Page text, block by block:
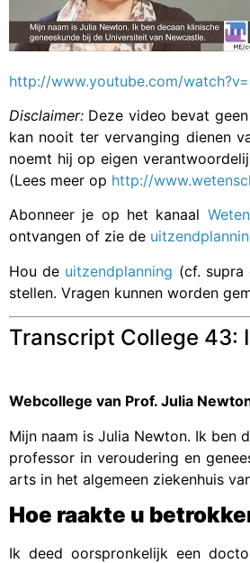
http://www.youtube.com/
Disclaimer: Deze video bevat
kan nooit ter vervanging dienen
noemt hij op eigen
(Lees meer op http://
Abonneer je op het kanaal
ontvangen of zie de
Hou de uitzendplanning (cf. supra
stellen. Vragen kunnen worden
Transcript College 43:
Webcollege van Prof. Julia
Mijn naam is Julia Newton. Ik ben
professor in veroudering en
arts in het algemeen ziekenhuis
Hoe raakte u
Ik deed oorspronkelijk een